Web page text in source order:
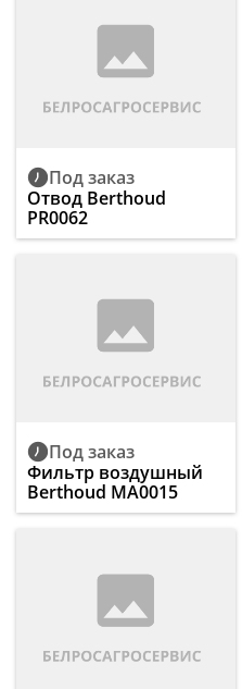
Под заказ
Отвод Berthoud
PR0062
Под заказ
Фильтр воздушный
Berthoud MA0015